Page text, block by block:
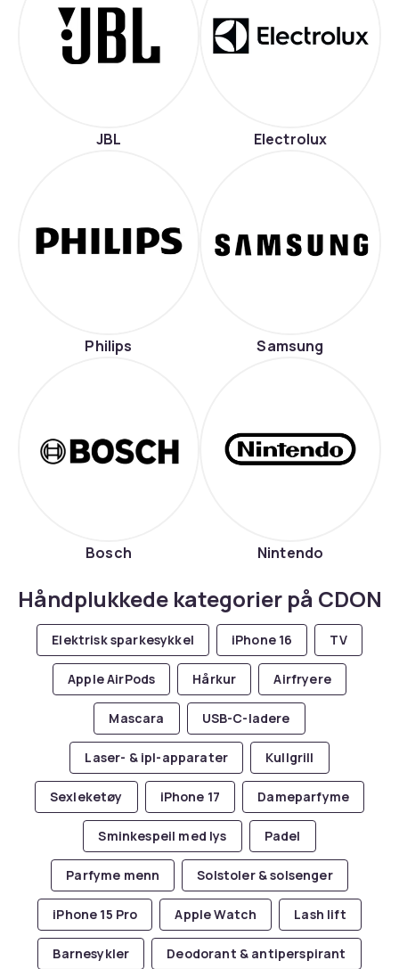
JBL Electrolux
Philips Samsung
Bosch Nintendo
Håndplukkede kategorier på CDON
Elektrisk sparkesykkel iPhone 16 TV
Apple AirPods Hårkur Airfryere
Mascara USB-C-ladere
Laser- & ipl-apparater Kullgrill
Sexleketøy iPhone 17 Dameparfyme
Sminkespeil med lys Padel
Parfyme menn Solstoler & solsenger
iPhone 15 Pro Apple Watch Lash lift
Barnesykler Deodorant & antiperspirant